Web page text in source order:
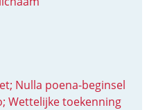
Nulla poena-beginsel
Wettelijke toekenning